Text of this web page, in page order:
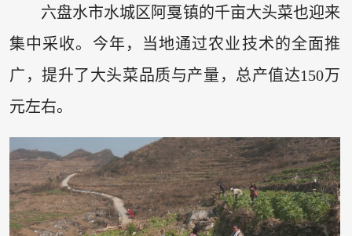
六盘水市水城区阿戛镇的千亩大头菜也迎来
集中采收。今年，当地通过农业技术的全面推
广，提升了大头菜品质与产量，总产值达150万
元左右。